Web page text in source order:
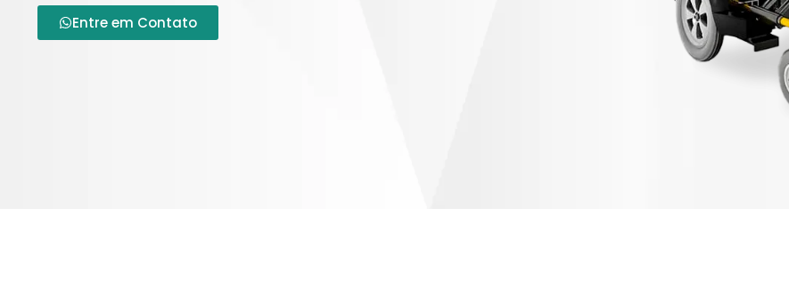
Entre em Contato